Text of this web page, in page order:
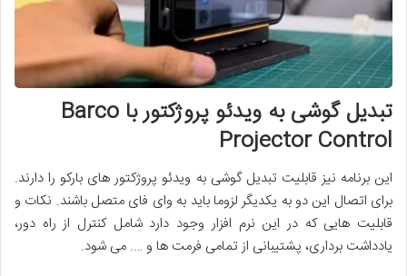
تبدیل گوشی به ویدئو پروژکتور با Barco
Projector Control
این برنامه نیز قابلیت تبدیل گوشی به ویدئو پروژکتور های بارکو را دارند.
برای اتصال این دو به یکدیگر لزوما باید به وای فای متصل باشند. نکات و
قابلیت هایی که در این نرم افزار وجود دارد شامل کنترل از راه دور،
یادداشت برداری، پشتیبانی از تمامی فرمت ها و …. می شود.